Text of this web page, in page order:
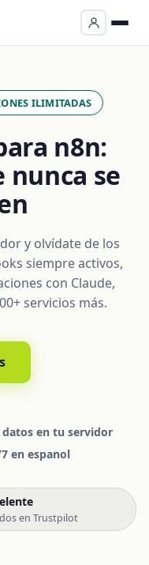
ILIMITADAS
n8n:
se
y olvídate de los
siempre activos,
con Claude,
servicios más.
datos en tu servidor
en espanol
·
en Trustpilot